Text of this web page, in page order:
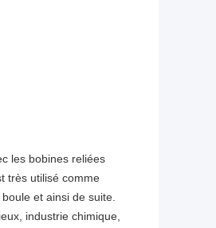
les bobines reliées
très utilisé comme
et ainsi de suite.
industrie chimique,